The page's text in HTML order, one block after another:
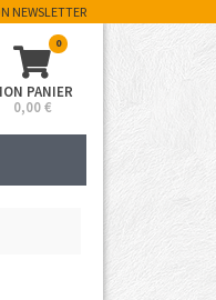
NEWSLETTER
0
PANIER
0,00 €